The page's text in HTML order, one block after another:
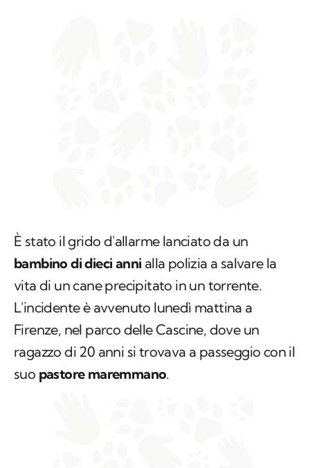
È stato il grido d'allarme lanciato da un
bambino di dieci anni alla polizia a salvare la
vita di un cane precipitato in un torrente.
L'incidente è avvenuto lunedì mattina a
Firenze, nel parco delle Cascine, dove un
ragazzo di 20 anni si trovava a passeggio con il
suo pastore maremmano.